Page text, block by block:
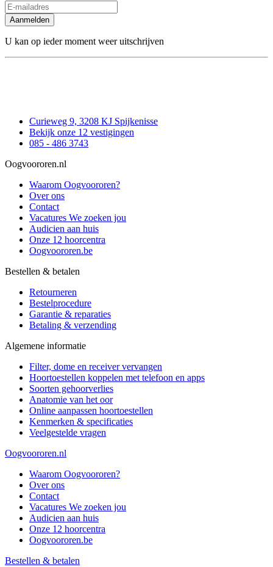
Aanmelden
U kan op ieder moment weer uitschrijven
Curieweg 9, 3208 KJ Spijkenisse
Bekijk onze 12 vestigingen
085 - 486 3743
Oogvoororen.nl
Waarom Oogvoororen?
Over ons
Contact
Vacatures We zoeken jou
Audicien aan huis
Onze 12 hoorcentra
Oogvoororen.be
Bestellen & betalen
Retourneren
Bestelprocedure
Garantie & reparaties
Betaling & verzending
Algemene informatie
Filter, dome en receiver vervangen
Hoortoestellen koppelen met telefoon en apps
Soorten gehoorverlies
Anatomie van het oor
Online aanpassen hoortoestellen
Kenmerken & specificaties
Veelgestelde vragen
Oogvoororen.nl
Waarom Oogvoororen?
Over ons
Contact
Vacatures We zoeken jou
Audicien aan huis
Onze 12 hoorcentra
Oogvoororen.be
Bestellen & betalen